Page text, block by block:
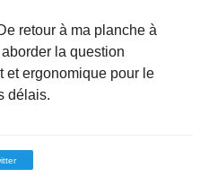
retour à ma planche à
la question
et ergonomique pour le
délais.